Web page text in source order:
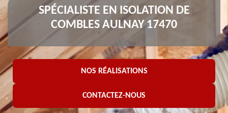
SPÉCIALISTE EN ISOLATION DE
COMBLES AULNAY 17470
NOS RÉALISATIONS
CONTACTEZ-NOUS